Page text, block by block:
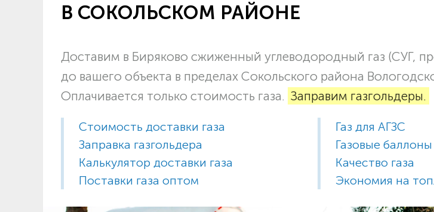
В СОКОЛЬСКОМ РАЙОНЕ
Доставим в Биряково сжиженный углеводородный газ (СУГ,
до вашего объекта в пределах Сокольского района
Оплачивается только стоимость газа. Заправим газгольдеры.
Стоимость доставки газа
Заправка газгольдера
Калькулятор доставки газа
Поставки газа оптом
Газ для АГЗС
Газовые баллоны
Качество газа
Экономия на